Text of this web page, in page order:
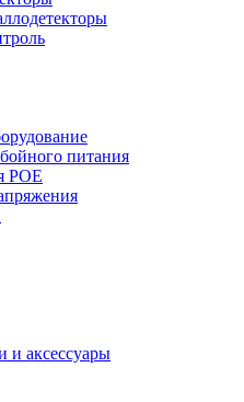
питания
POE
и аксессуары